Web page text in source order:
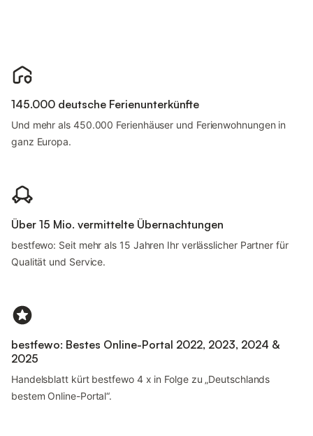
145.000 deutsche Ferienunterkünfte
Und mehr als 450.000 Ferienhäuser und Ferienwohnungen in
ganz Europa.
Über 15 Mio. vermittelte Übernachtungen
bestfewo: Seit mehr als 15 Jahren Ihr verlässlicher Partner für
Qualität und Service.
bestfewo: Bestes Online-Portal 2022, 2023, 2024 &
2025
Handelsblatt kürt bestfewo 4 x in Folge zu „Deutschlands
bestem Online-Portal“.